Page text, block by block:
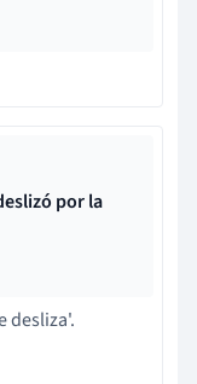
por la
desliza'.